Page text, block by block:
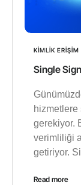
KIMLIK
Single
hizmetlere
gerekiyor.
verimliliği
getiriyor.
Read more